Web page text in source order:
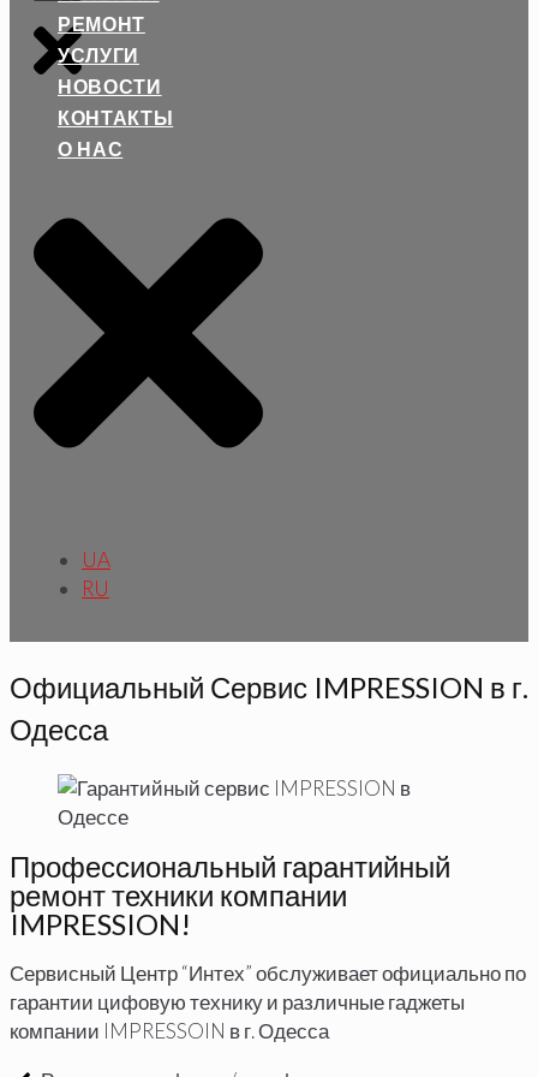
РЕМОНТ
УСЛУГИ
НОВОСТИ
КОНТАКТЫ
О НАС
UA
RU
Официальный Сервис IMPRESSION в г.
Одесса
Профессиональный гарантийный
ремонт техники компании
IMPRESSION!
Сервисный Центр “Интех” обслуживает официально по
гарантии цифовую технику и различные гаджеты
компании IMPRESSOIN в г. Одесса